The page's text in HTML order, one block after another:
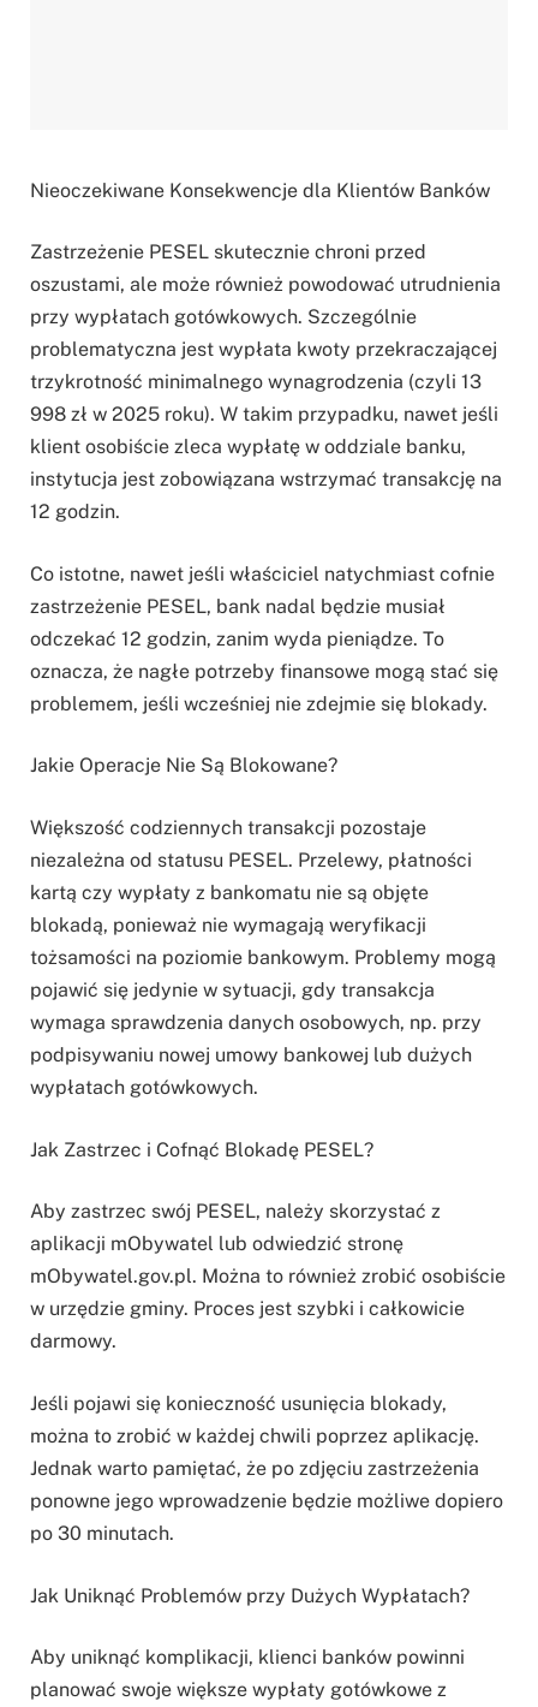
Nieoczekiwane Konsekwencje dla Klientów Banków
Zastrzeżenie PESEL skutecznie chroni przed
oszustami, ale może również powodować utrudnienia
przy wypłatach gotówkowych. Szczególnie
problematyczna jest wypłata kwoty przekraczającej
trzykrotność minimalnego wynagrodzenia (czyli 13
998 zł w 2025 roku). W takim przypadku, nawet jeśli
klient osobiście zleca wypłatę w oddziale banku,
instytucja jest zobowiązana wstrzymać transakcję na
12 godzin.
Co istotne, nawet jeśli właściciel natychmiast cofnie
zastrzeżenie PESEL, bank nadal będzie musiał
odczekać 12 godzin, zanim wyda pieniądze. To
oznacza, że nagłe potrzeby finansowe mogą stać się
problemem, jeśli wcześniej nie zdejmie się blokady.
Jakie Operacje Nie Są Blokowane?
Większość codziennych transakcji pozostaje
niezależna od statusu PESEL. Przelewy, płatności
kartą czy wypłaty z bankomatu nie są objęte
blokadą, ponieważ nie wymagają weryfikacji
tożsamości na poziomie bankowym. Problemy mogą
pojawić się jedynie w sytuacji, gdy transakcja
wymaga sprawdzenia danych osobowych, np. przy
podpisywaniu nowej umowy bankowej lub dużych
wypłatach gotówkowych.
Jak Zastrzec i Cofnąć Blokadę PESEL?
Aby zastrzec swój PESEL, należy skorzystać z
aplikacji mObywatel lub odwiedzić stronę
mObywatel.gov.pl. Można to również zrobić osobiście
w urzędzie gminy. Proces jest szybki i całkowicie
darmowy.
Jeśli pojawi się konieczność usunięcia blokady,
można to zrobić w każdej chwili poprzez aplikację.
Jednak warto pamiętać, że po zdjęciu zastrzeżenia
ponowne jego wprowadzenie będzie możliwe dopiero
po 30 minutach.
Jak Uniknąć Problemów przy Dużych Wypłatach?
Aby uniknąć komplikacji, klienci banków powinni
planować swoje większe wypłaty gotówkowe z